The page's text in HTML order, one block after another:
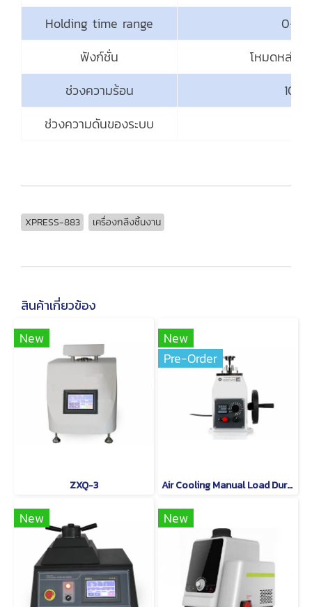
Holding time range
0-
ฟังก์ชั่น
โหมดหล่อเ
ช่วงความร้อน
ช่วงความดันของระบบ
XPRESS-883 เครื่องกลึงชิ้นงาน
สินค้าเกี่ยวข้อง
New
ZXQ-3
New
Pre-Order
Air Cooling Manual Load Durable Metallographic Hot Mounting Press for Irregular Specimens
New New